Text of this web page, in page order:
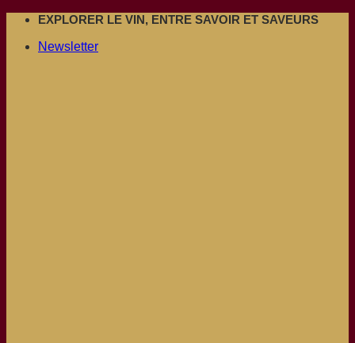
Passer
contenu
EXPLORER LE VIN, ENTRE SAVOIR ET SAVEURS
Newsletter